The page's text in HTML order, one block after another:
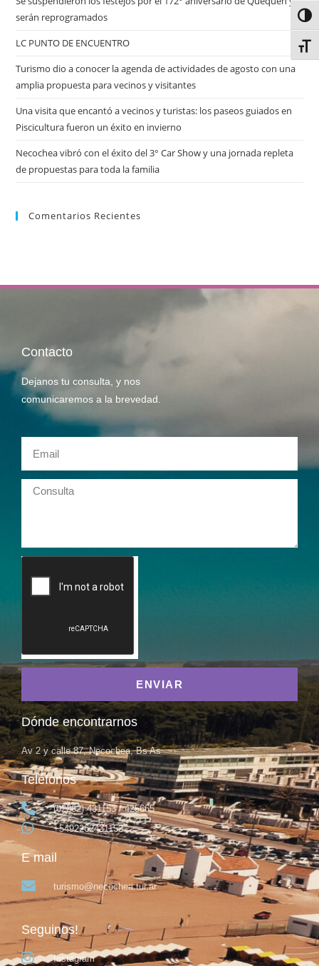
serán reprogramados
LC PUNTO DE ENCUENTRO
Turismo dio a conocer la agenda de actividades de agosto con una
amplia propuesta para vecinos y visitantes
Una visita que encantó a vecinos y turistas: los paseos guiados en
Piscicultura fueron un éxito en invierno
Necochea vibró con el éxito del 3° Car Show y una jornada repleta
de propuestas para toda la familia
Comentarios Recientes
Contacto
Dejanos tu consulta, y nos
comunicaremos a la brevedad.
ENVIAR
Dónde encontrarnos
Av 2 y calle 87, Necochea, Bs As
Teléfonos
(02262) 431153 / 425665
+5492262431153
E mail
turismo@necochea.tur.ar
Seguinos!
Instagram